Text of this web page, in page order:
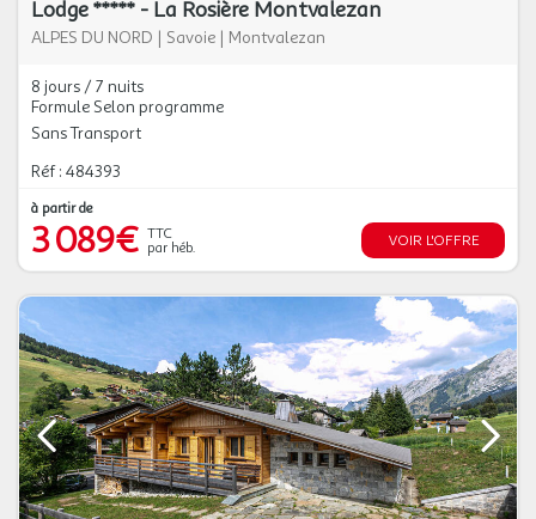
Lodge ***** - La Rosière Montvalezan
ALPES DU NORD | Savoie | Montvalezan
8 jours / 7 nuits
Formule Selon programme
Sans Transport
Réf : 484393
à partir de
3 089€ TTC
par héb.
VOIR L'OFFRE